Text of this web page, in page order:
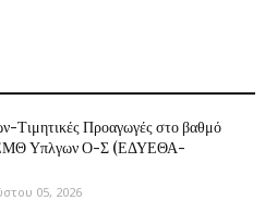
Τιμητικές Προαγωγές στο βαθμό
ΕΜΘ Υπλγων Ο-Σ (ΕΔΥΕΘΑ-
05, 2026